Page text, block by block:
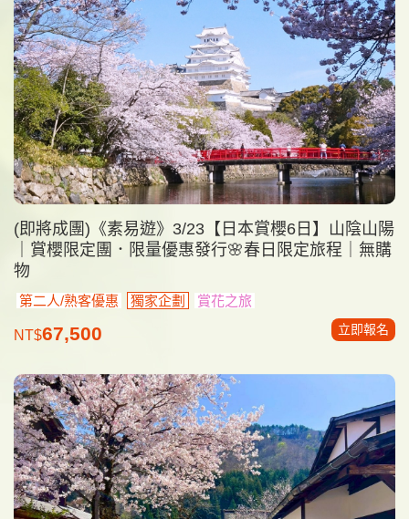
(即將成團)《素易遊》3/23【日本賞櫻6日】山陰山陽
｜賞櫻限定團．限量優惠發行🌸春日限定旅程｜無購
物
第二人/熟客優惠 獨家企劃 賞花之旅
NT$67,500 立即報名